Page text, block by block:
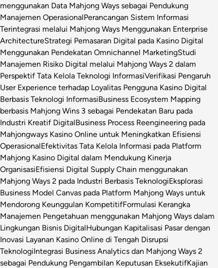
menggunakan Data Mahjong Ways sebagai Pendukung
Manajemen OperasionalPerancangan Sistem Informasi
Terintegrasi melalui Mahjong Ways Menggunakan Enterprise
ArchitectureStrategi Pemasaran Digital pada Kasino Digital
Menggunakan Pendekatan Omnichannel MarketingStudi
Manajemen Risiko Digital melalui Mahjong Ways 2 dalam
Perspektif Tata Kelola Teknologi InformasiVerifikasi Pengaruh
User Experience terhadap Loyalitas Pengguna Kasino Digital
Berbasis Teknologi InformasiBusiness Ecosystem Mapping
berbasis Mahjong Wins 3 sebagai Pendekatan Baru pada
Industri Kreatif DigitalBusiness Process Reengineering pada
Mahjongways Kasino Online untuk Meningkatkan Efisiensi
OperasionalEfektivitas Tata Kelola Informasi pada Platform
Mahjong Kasino Digital dalam Mendukung Kinerja
OrganisasiEfisiensi Digital Supply Chain menggunakan
Mahjong Ways 2 pada Industri Berbasis TeknologiEksplorasi
Business Model Canvas pada Platform Mahjong Ways untuk
Mendorong Keunggulan KompetitifFormulasi Kerangka
Manajemen Pengetahuan menggunakan Mahjong Ways dalam
Lingkungan Bisnis DigitalHubungan Kapitalisasi Pasar dengan
Inovasi Layanan Kasino Online di Tengah Disrupsi
TeknologiIntegrasi Business Analytics dan Mahjong Ways 2
sebagai Pendukung Pengambilan Keputusan EksekutifKajian